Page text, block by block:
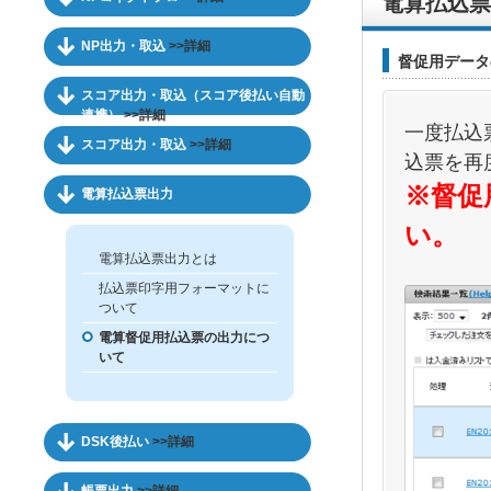
NP出力・取込 >>詳細
スコア出力・取込（スコア後払い自動
連携）>>詳細
スコア出力・取込 >>詳細
電算払込票出力
電算払込票出力とは
払込票印字用フォーマットに
ついて
電算督促用払込票の出力につ
いて
DSK後払い >>詳細
督促用デー
一度払込
込票を再
※督促
い。